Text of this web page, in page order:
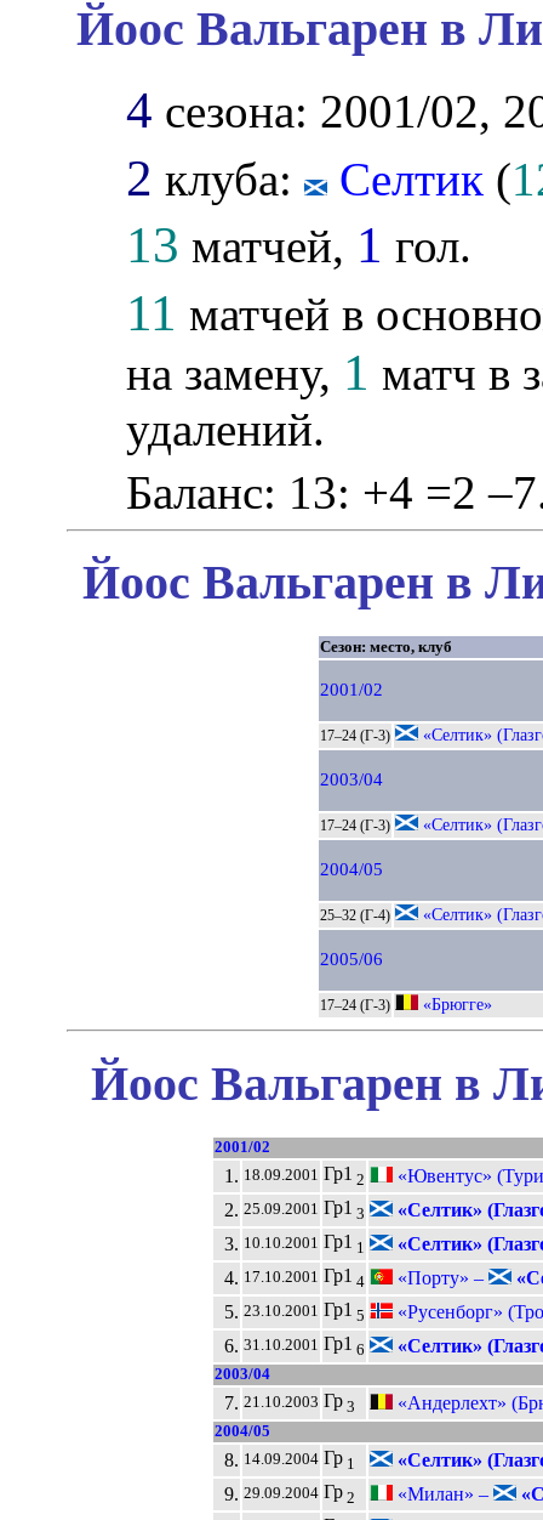
Йоос Вальгарен в
4 сезона: 2001/02,
2 клуба: Селтик (
13 матчей, 1 гол.
11 матчей в
на замену, 1 матч в
удалений.
Баланс: 13: +4 =2
Йоос Вальгарен в
Сезон: место, клуб
2001/02
17–24 (Г-3) «Селтик»
2003/04
17–24 (Г-3) «Селтик»
2004/05
25–32 (Г-4) «Селтик»
2005/06
17–24 (Г-3) «Брюгге»
Йоос Вальгарен в
2001/02
1. 18.09.2001 Гр1 2
«Ювентус»
2. 25.09.2001 Гр1 3
«Селтик»
3. 10.10.2001 Гр1 1
«Селтик»
4. 17.10.2001 Гр1 4 «Порту» –
5. 23.10.2001 Гр1 5
«Русенборг»
6. 31.10.2001 Гр1 6 «Селтик»
2003/04
7. 21.10.2003 Гр3 «Андерлехт»
2004/05
8. 14.09.2004 Гр1
«Селтик»
9. 29.09.2004 Гр2 «Милан» –